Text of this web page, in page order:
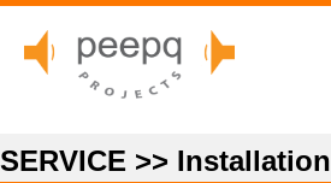
SERVICE >> Installation